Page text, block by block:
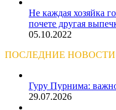
Не каждая хозяйка
почете другая
05.10.2022
ПОСЛЕДНИЕ НОВОСТИ
Гуру Пурнима:
29.07.2026